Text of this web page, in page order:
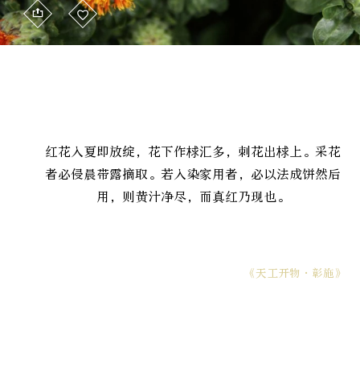
红花入夏即放绽，花下作梂汇多，刺花出梂上。采花
者必侵晨带露摘取。若入染家用者，必以法成饼然后
用，则黄汁净尽，而真红乃现也。
《天工开物·彰施》